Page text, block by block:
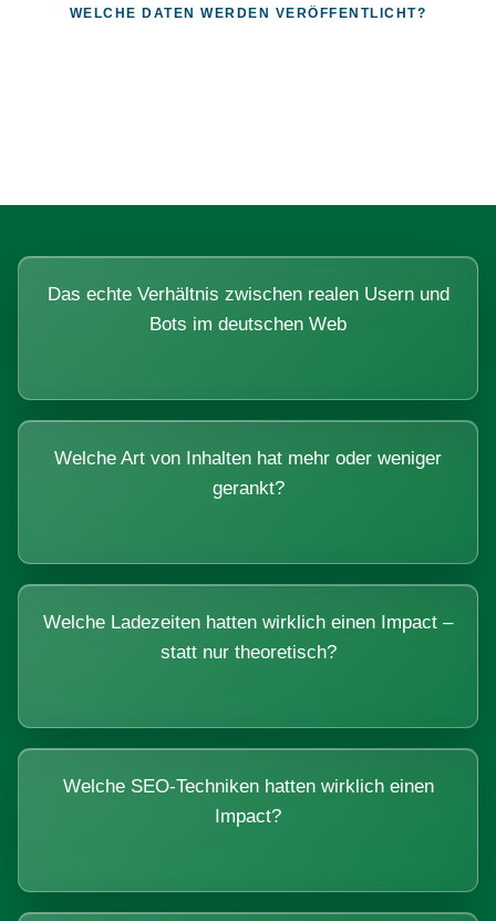
WELCHE DATEN WERDEN VERÖFFENTLICHT?
Das echte Verhältnis zwischen realen Usern und
Bots im deutschen Web
Welche Art von Inhalten hat mehr oder weniger
gerankt?
Welche Ladezeiten hatten wirklich einen Impact –
statt nur theoretisch?
Welche SEO-Techniken hatten wirklich einen
Impact?